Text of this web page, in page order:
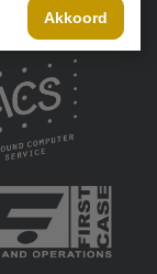
Akkoord